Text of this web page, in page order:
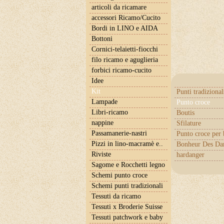
articoli da ricamare
accessori Ricamo/Cucito
Bordi in LINO e AIDA
Bottoni
Cornici-telaietti-fiocchi
filo ricamo e aguglieria
forbici ricamo-cucito
Idee
Kit
Punti
Punto croce
Boutis
Sfilature
Punto croce per
Bonheur Des
hardanger
Lampade
Libri-ricamo
nappine
Passamanerie-nastri
Pizzi in lino-macramè e..
Riviste
Sagome e Rocchetti legno
Schemi punto croce
Schemi punti tradizionali
Tessuti da ricamo
Tessuti x Broderie Suisse
Tessuti patchwork e baby